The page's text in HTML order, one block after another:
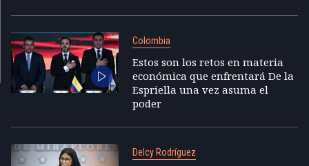
Colombia
Estos son los retos en materia
económica que enfrentará De la
Espriella una vez asuma el
poder
Delcy Rodríguez